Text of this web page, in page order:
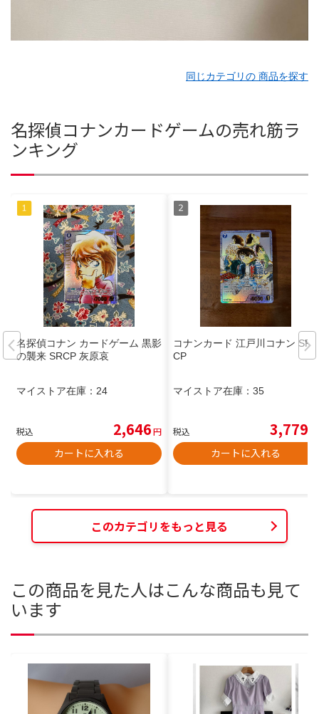
同じカテゴリの 商品を探す
名探偵コナンカードゲームの売れ筋ラ
ンキング
名探偵コナン カードゲーム 黒影
の襲来 SRCP 灰原哀
マイストア在庫： 24
税込 2,646円
カートに入れる
コナンカード 江戸川コナン SR
CP
マイストア在庫： 35
税込 3,779
カートに入れる
このカテゴリをもっと見る
この商品を見た人はこんな商品も見て
います